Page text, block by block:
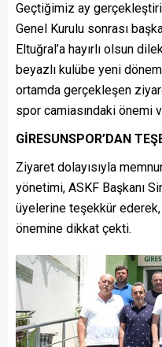
Geçtiğimiz ay
Genel Kurulu sonrası
Eltuğral’a hayırlı olsun
beyazlı kulübe yeni
ortamda gerçekleşen
spor camiasındaki önemi
GİRESUNSPOR’DAN
Ziyaret dolayısıyla
yönetimi, ASKF Başkanı
üyelerine teşekkür
önemine dikkat çekti.